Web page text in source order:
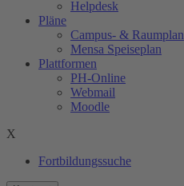
Helpdesk
Pläne
Campus- & Raumplan
Mensa Speiseplan
Plattformen
PH-Online
Webmail
Moodle
X
Fortbildungssuche